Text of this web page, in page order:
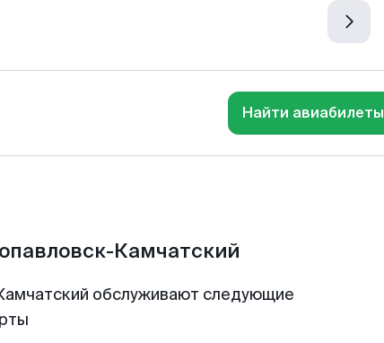
Найти авиабилеты
Камчатский
обслуживают следующие